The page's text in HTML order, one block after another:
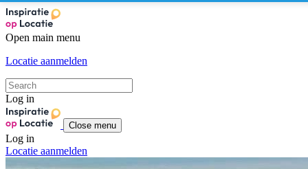
Open main menu
Locatie aanmelden
Log in
Close menu
Log in
Locatie aanmelden